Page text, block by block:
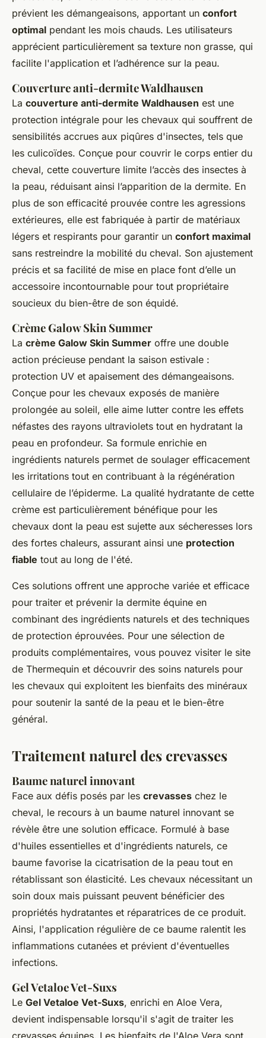
prévient les démangeaisons, apportant un confort
optimal pendant les mois chauds. Les utilisateurs
apprécient particulièrement sa texture non grasse, qui
facilite l'application et l’adhérence sur la peau.
Couverture anti-dermite Waldhausen
La couverture anti-dermite Waldhausen est une
protection intégrale pour les chevaux qui souffrent de
sensibilités accrues aux piqûres d'insectes, tels que
les culicoïdes. Conçue pour couvrir le corps entier du
cheval, cette couverture limite l’accès des insectes à
la peau, réduisant ainsi l’apparition de la dermite. En
plus de son efficacité prouvée contre les agressions
extérieures, elle est fabriquée à partir de matériaux
légers et respirants pour garantir un confort maximal
sans restreindre la mobilité du cheval. Son ajustement
précis et sa facilité de mise en place font d’elle un
accessoire incontournable pour tout propriétaire
soucieux du bien-être de son équidé.
Crème Galow Skin Summer
La crème Galow Skin Summer offre une double
action précieuse pendant la saison estivale :
protection UV et apaisement des démangeaisons.
Conçue pour les chevaux exposés de manière
prolongée au soleil, elle aime lutter contre les effets
néfastes des rayons ultraviolets tout en hydratant la
peau en profondeur. Sa formule enrichie en
ingrédients naturels permet de soulager efficacement
les irritations tout en contribuant à la régénération
cellulaire de l’épiderme. La qualité hydratante de cette
crème est particulièrement bénéfique pour les
chevaux dont la peau est sujette aux sécheresses lors
des fortes chaleurs, assurant ainsi une protection
fiable tout au long de l'été.
Ces solutions offrent une approche variée et efficace
pour traiter et prévenir la dermite équine en
combinant des ingrédients naturels et des techniques
de protection éprouvées. Pour une sélection de
produits complémentaires, vous pouvez visiter le site
de Thermequin et découvrir des soins naturels pour
les chevaux qui exploitent les bienfaits des minéraux
pour soutenir la santé de la peau et le bien-être
général.
Traitement naturel des crevasses
Baume naturel innovant
Face aux défis posés par les crevasses chez le
cheval, le recours à un baume naturel innovant se
révèle être une solution efficace. Formulé à base
d'huiles essentielles et d'ingrédients naturels, ce
baume favorise la cicatrisation de la peau tout en
rétablissant son élasticité. Les chevaux nécessitant un
soin doux mais puissant peuvent bénéficier des
propriétés hydratantes et réparatrices de ce produit.
Ainsi, l'application régulière de ce baume ralentit les
inflammations cutanées et prévient d'éventuelles
infections.
Gel Vetaloe Vet-Suxs
Le Gel Vetaloe Vet-Suxs, enrichi en Aloe Vera,
devient indispensable lorsqu'il s'agit de traiter les
crevasses équines. Les bienfaits de l'Aloe Vera sont